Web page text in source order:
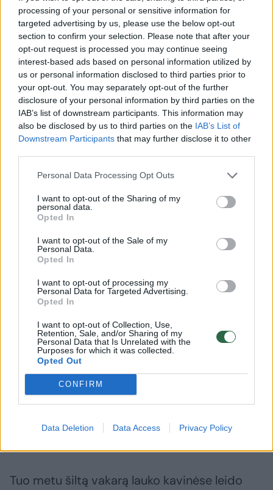
processing of your personal or sensitive information for
targeted advertising by us, please use the below opt-out
section to confirm your selection. Please note that after your
opt-out request is processed you may continue seeing
interest-based ads based on personal information utilized by
us or personal information disclosed to third parties prior to
your opt-out. You may separately opt-out of the further
disclosure of your personal information by third parties on the
IAB’s list of downstream participants. This information may
also be disclosed by us to third parties on the IAB’s List of
Downstream Participants that may further disclose it to other
Personal Data Processing Opt Outs
I want to opt-out of the Sharing of my
personal data.
Opted In
I want to opt-out of the Sale of my
Personal Data.
Opted In
I want to opt-out of processing my
Personal Data for Targeted Advertising.
Opted In
I want to opt-out of Collection, Use,
Retention, Sale, and/or Sharing of my
Personal Data that Is Unrelated with the
Purposes for which it was collected.
Opted Out
CONFIRM
Data Deletion Data Access Privacy Policy
2026 m. rugpjūčio 7 d. 07:17
Darius Čiužauskas
Klaipėdos policininkai aiškinasi, kas jauną
vyrą paskatino netikėtai pulti mušti
pačiame miesto centre esančiame bare
ramiai laiką leidusį nepažįstamą gerokai
vyresnį asmenį.
Daugiau nuotraukų (2)
Smurtinis nusikaltimas uostamiesčio centre
esančioje Martyno Mažvydo pėsčiųjų alėjoje
įvykdytas trečiadienio (rugpjūčio 5 d.)
Tuo metu šiltą vakarą lauko kavinėse leido